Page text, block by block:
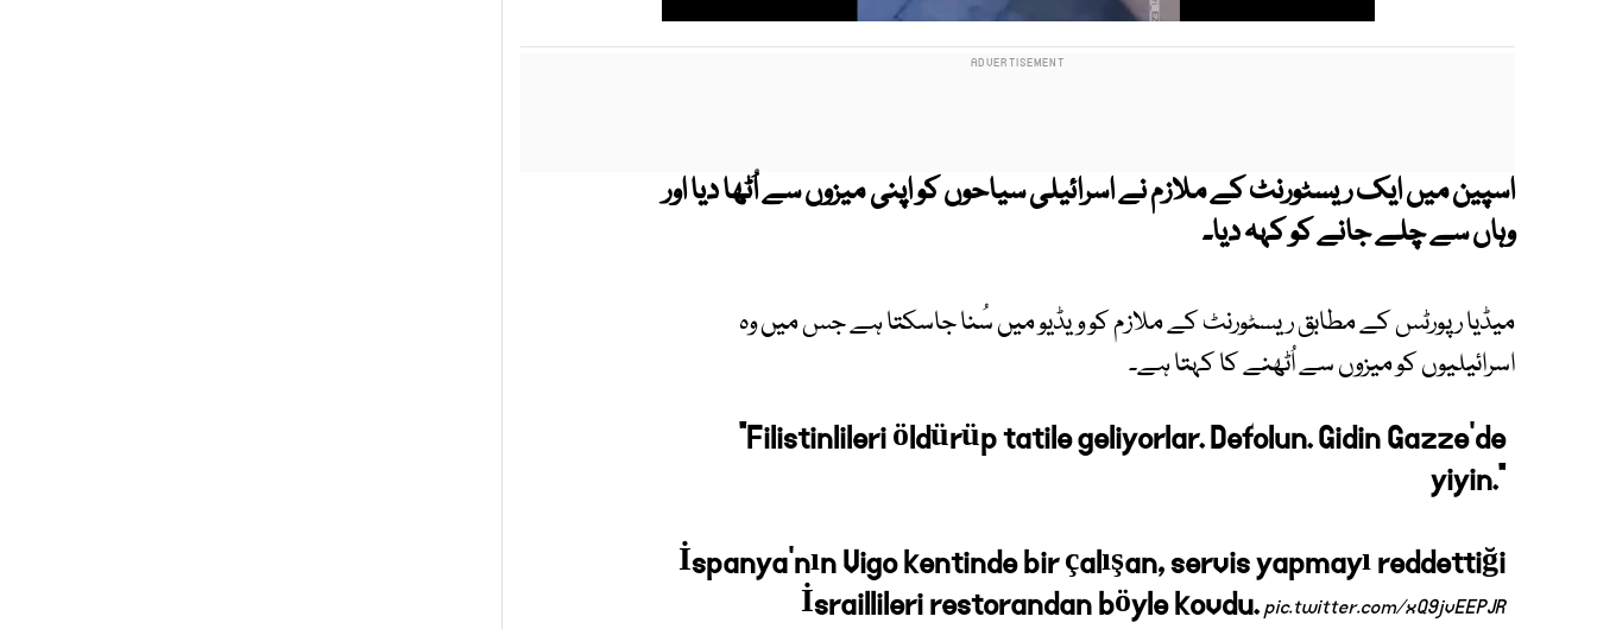
اسپین میں ایک ریسٹورنٹ کے ملازم نے اسرائیلی سیاحوں کو اپنی میزوں سے اُٹھا دیا اور
وہاں سے چلے جانے کو کہہ دیا۔
میڈیا رپورٹس کے مطابق ریسٹورنٹ کے ملازم کو ویڈیو میں سُنا جاسکتا ہے جس میں وہ
اسرائیلیوں کو میزوں سے اُٹھنے کا کہتا ہے۔
“Filistinlileri öldürüp tatile geliyorlar. Defolun. Gidin Gazze'de
yiyin.”
İspanya'nın Vigo kentinde bir çalışan, servis yapmayı reddettiği
İsraillileri restorandan böyle kovdu.pic.twitter.com/xQ9jvEEPJR